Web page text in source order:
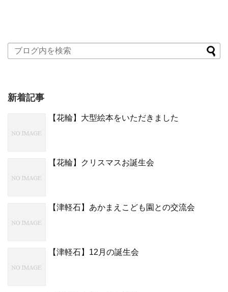
新着記事
【花輪】大型絵本をいただきました
【花輪】クリスマスお誕生会
【津軽石】あかまえこども園との交流会
【津軽石】12月の誕生会